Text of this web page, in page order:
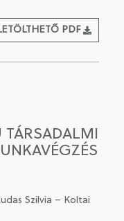
PDF
TÁRSADALMI
Szilvia – Koltai